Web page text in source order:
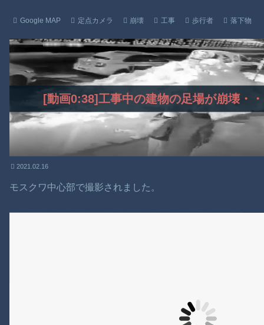
Google MAP 定点カメラ 崩壊 工事 歩行者 落下物
[動画0:38]工事中の建物の足場が崩壊・
2021.02.16
モスクワ中心部で撮影されました。